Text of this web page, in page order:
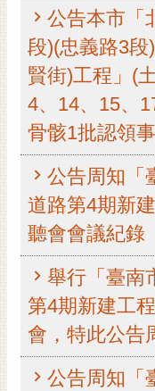
市府團隊
主題服務
市政資訊
市民互動
黃
偉
哲
光
花
泉
公告本市「
段)(忠義路3段
賢街)工程」(
4、14、15、
骨骸1批認領事
公告周知「
道路第4期新
聽會會議紀錄
舉行「臺南
第4期新建工
會，特此公告
公告周知「